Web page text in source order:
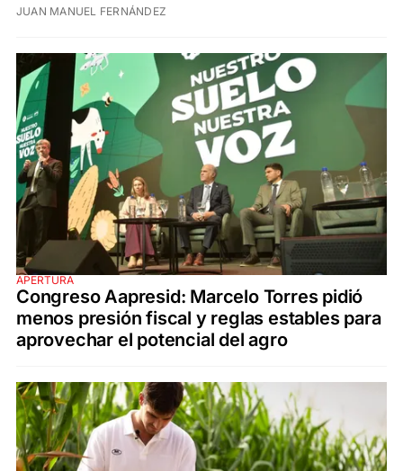
JUAN MANUEL FERNÁNDEZ
APERTURA
Congreso Aapresid: Marcelo Torres pidió
menos presión fiscal y reglas estables para
aprovechar el potencial del agro